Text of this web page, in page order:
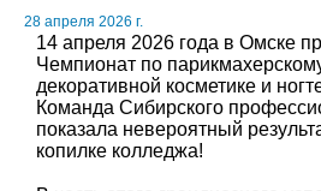
28 апреля 2026 г.
14 апреля 2026 года в Омске
Чемпионат по парикмахерскому
декоративной косметике и
Команда Сибирского
показала невероятный
копилке колледжа!